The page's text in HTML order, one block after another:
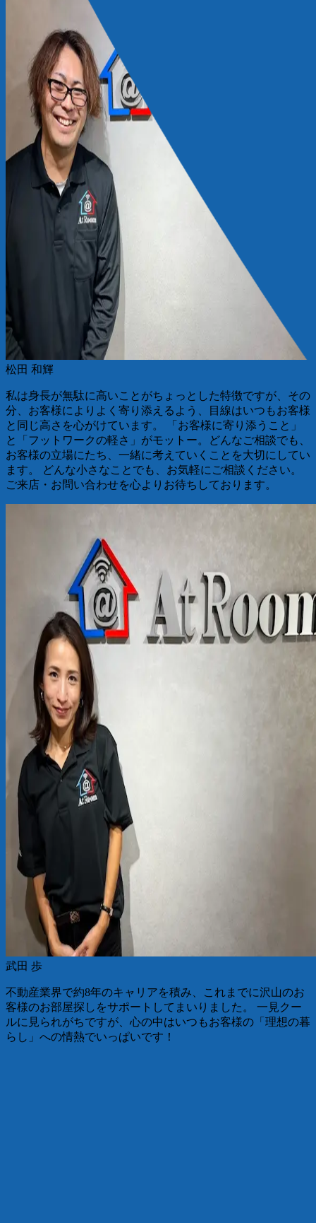
松田 和輝
私は身長が無駄に高いことがちょっとした特徴ですが、その
分、お客様によりよく寄り添えるよう、目線はいつもお客様
と同じ高さを心がけています。 「お客様に寄り添うこと」
と「フットワークの軽さ」がモットー。どんなご相談でも、
お客様の立場にたち、一緒に考えていくことを大切にしてい
ます。 どんな小さなことでも、お気軽にご相談ください。
ご来店・お問い合わせを心よりお待ちしております。
武田 歩
不動産業界で約8年のキャリアを積み、これまでに沢山のお
客様のお部屋探しをサポートしてまいりました。 一見クー
ルに見られがちですが、心の中はいつもお客様の「理想の暮
らし」への情熱でいっぱいです！